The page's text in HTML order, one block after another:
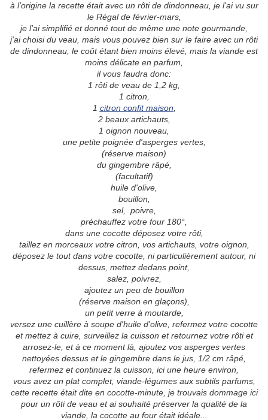
à l'origine la recette était avec un rôti de dindonneau, je l'ai vu sur
le Régal de février-mars,
je l'ai simplifié et donné tout de même une note gourmande,
j'ai choisi du veau, mais vous pouvez bien sur le faire avec un rôti
de dindonneau, le coût étant bien moins élevé, mais la viande est
moins délicate en parfum,
il vous faudra donc:
1 rôti de veau de 1,2 kg,
1 citron,
1 citron confit maison
2 beaux artichauts,
1 oignon nouveau,
une petite poignée d'asperges vertes,
(réserve maison)
du gingembre râpé,
(facultatif)
huile d'olive,
bouillon,
sel, poivre,
préchauffez votre four 180°,
dans une cocotte déposez votre rôti,
taillez en morceaux votre citron, vos artichauts, votre oignon,
déposez le tout dans votre cocotte, ni particulièrement autour, ni
dessus, mettez dedans point,
salez, poivrez,
ajoutez un peu de bouillon
(réserve maison en glaçons),
un petit verre à moutarde,
versez une cuillère à soupe d'huile d'olive, refermez votre cocotte
et mettez à cuire, surveillez la cuisson et retournez votre rôti et
arrosez-le, et à ce moment là, ajoutez vos asperges vertes
nettoyées dessus et le gingembre dans le jus, 1/2 cm râpé,
refermez et continuez la cuisson, ici une heure environ,
vous avez un plat complet, viande-légumes aux subtils parfums,
cette recette était dite en cocotte-minute, je trouvais dommage ici
pour un rôti de veau et ai souhaité préserver la qualité de la
viande, la cocotte au four était idéale...